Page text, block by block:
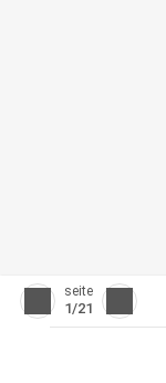
seite
1/21